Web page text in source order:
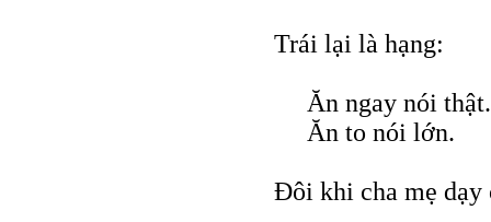
Trái lại là hạng:
Ăn ngay nói thật.
Ăn to nói lớn.
Đôi khi cha mẹ dạy